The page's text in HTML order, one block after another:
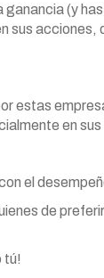
ganancia (y
sus acciones,
estas
en
el
de
tú!